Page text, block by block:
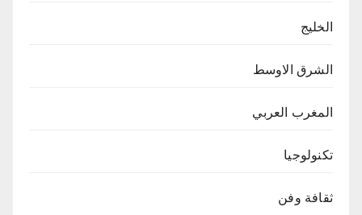
الخليج
الشرق الاوسط
المغرب العربي
تكنولوجيا
ثقافة وفن